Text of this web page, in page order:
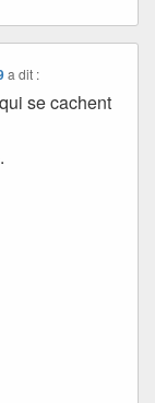
a dit :
se cachent